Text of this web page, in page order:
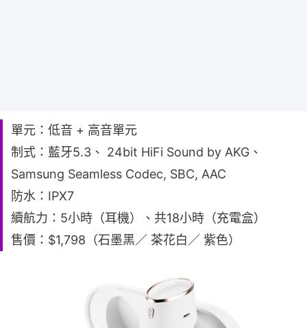
單元：低音 + 高音單元
制式：藍牙5.3、 24bit HiFi Sound by AKG、
Samsung Seamless Codec, SBC, AAC
防水：IPX7
續航力：5小時（耳機）、共18小時（充電盒）
售價：$1,798（石墨黑／ 茶花白／ 紫色）